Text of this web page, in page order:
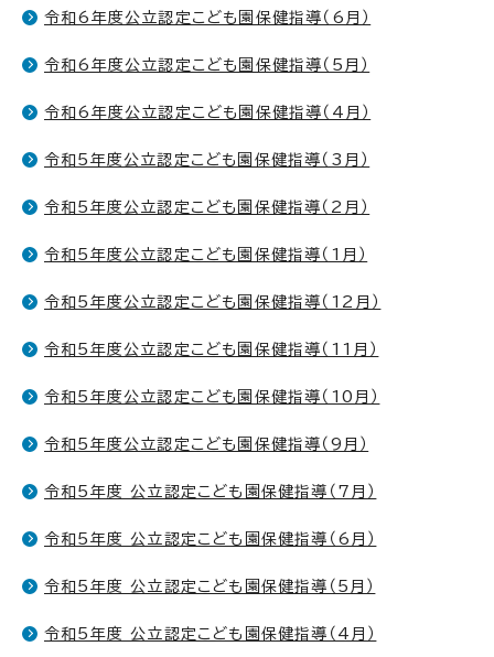
令和6年度公立認定こども園保健指導（6月）
令和6年度公立認定こども園保健指導（5月）
令和6年度公立認定こども園保健指導（4月）
令和5年度公立認定こども園保健指導（3月）
令和5年度公立認定こども園保健指導（2月）
令和5年度公立認定こども園保健指導（1月）
令和5年度公立認定こども園保健指導（12月）
令和5年度公立認定こども園保健指導（11月）
令和5年度公立認定こども園保健指導（10月）
令和5年度公立認定こども園保健指導（9月）
令和5年度 公立認定こども園保健指導（7月）
令和5年度 公立認定こども園保健指導（6月）
令和5年度 公立認定こども園保健指導（5月）
令和5年度 公立認定こども園保健指導（4月）